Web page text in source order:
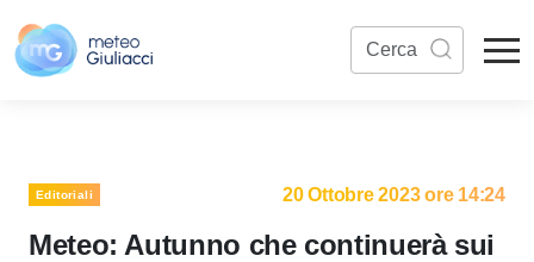
Editoriali 20 Ottobre 2023 ore 14:24
Meteo: Autunno che continuerà sui